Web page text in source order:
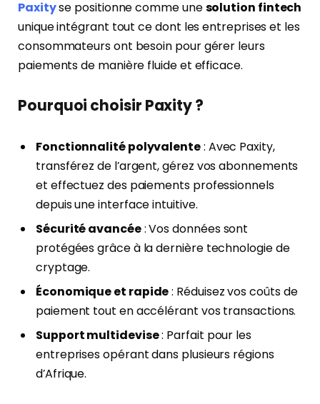
Paxityse positionne comme unesolution fintech
unique intégrant tout ce dont les entreprises et les
consommateurs ont besoin pour gérer leurs
paiements de manière fluide et efficace.
Pourquoi choisir Paxity ?
Fonctionnalité polyvalente: Avec Paxity,
transférez de l’argent, gérez vos abonnements
et effectuez des paiements professionnels
depuis une interface intuitive.
Sécurité avancée: Vos données sont
protégées grâce à la dernière technologie de
cryptage.
Économique et rapide: Réduisez vos coûts de
paiement tout en accélérant vos transactions.
Support multidevise: Parfait pour les
entreprises opérant dans plusieurs régions
d’Afrique.